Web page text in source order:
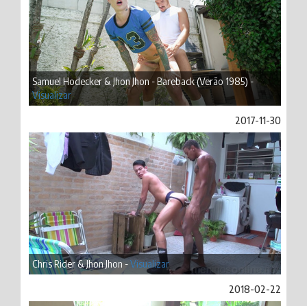
Samuel Hodecker & Jhon Jhon - Bareback (Verão 1985) -
Visualizar
2017-11-30
Chris Rider & Jhon Jhon -Visualizar
2018-02-22